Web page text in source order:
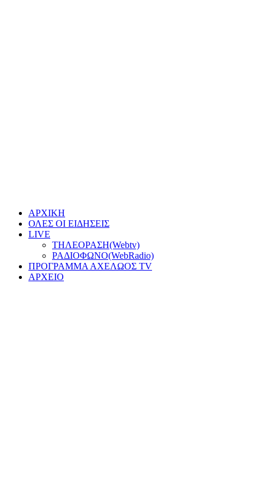
ΑΡΧΙΚΗ
ΟΛΕΣ ΟΙ ΕΙΔΗΣΕΙΣ
LIVE
ΤΗΛΕΟΡΑΣΗ(Webtv)
ΡΑΔΙΟΦΩΝΟ(WebRadio)
ΠΡΟΓΡΑΜΜΑ ΑΧΕΛΩΟΣ TV
ΑΡΧΕΙΟ